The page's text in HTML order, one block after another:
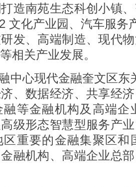
造南苑生态科创小镇
文化产业园、汽车服务
发、高端制造、现代
相关产业发展。
中心现代金融奎文区东
、数据经济、共享经
等金融机构及高端企
级形态智慧型服务产
重要的金融集聚区和
融机构、高端企业总